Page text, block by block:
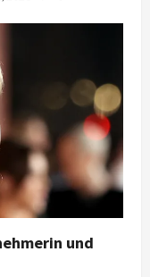
und